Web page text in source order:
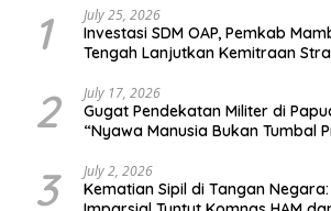
1 July 25, 2026
Investasi SDM OAP, Pemkab
Tengah Lanjutkan Kemitraan
2 July 17, 2026
Gugat Pendekatan Militer di
“Nyawa Manusia Bukan Tumbal
3 July 2, 2026
Kematian Sipil di Tangan Negara: